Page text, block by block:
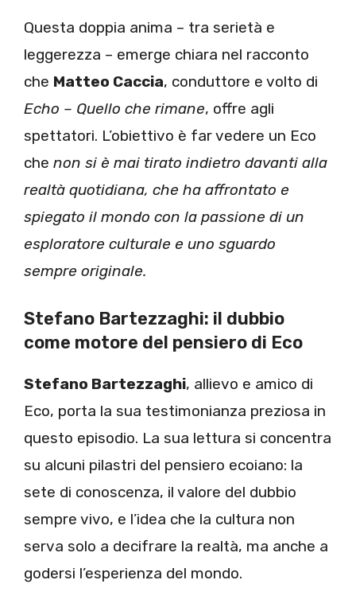
Questa doppia anima – tra serietà e
leggerezza – emerge chiara nel racconto
che Matteo Caccia, conduttore e volto di
Echo – Quello che rimane, offre agli
spettatori. L’obiettivo è far vedere un Eco
che non si è mai tirato indietro davanti alla
realtà quotidiana, che ha affrontato e
spiegato il mondo con la passione di un
esploratore culturale e uno sguardo
sempre originale.
Stefano Bartezzaghi: il dubbio
come motore del pensiero di Eco
Stefano Bartezzaghi, allievo e amico di
Eco, porta la sua testimonianza preziosa in
questo episodio. La sua lettura si concentra
su alcuni pilastri del pensiero ecoiano: la
sete di conoscenza, il valore del dubbio
sempre vivo, e l’idea che la cultura non
serva solo a decifrare la realtà, ma anche a
godersi l’esperienza del mondo.